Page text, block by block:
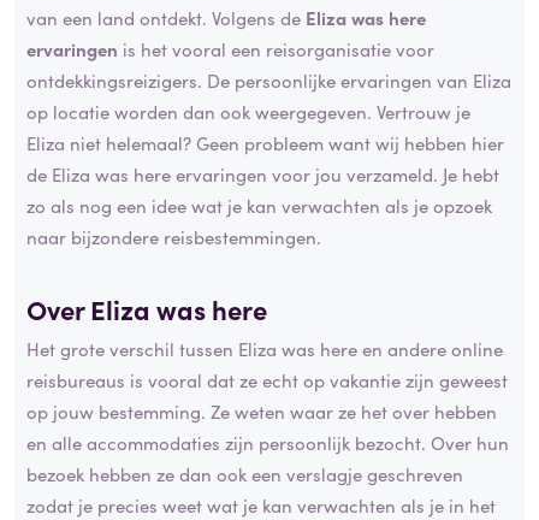
van een land ontdekt. Volgens de Eliza was here
ervaringen is het vooral een reisorganisatie voor
ontdekkingsreizigers. De persoonlijke ervaringen van Eliza
op locatie worden dan ook weergegeven. Vertrouw je
Eliza niet helemaal? Geen probleem want wij hebben hier
de Eliza was here ervaringen voor jou verzameld. Je hebt
zo als nog een idee wat je kan verwachten als je opzoek
naar bijzondere reisbestemmingen.
Over Eliza was here
Het grote verschil tussen Eliza was here en andere online
reisbureaus is vooral dat ze echt op vakantie zijn geweest
op jouw bestemming. Ze weten waar ze het over hebben
en alle accommodaties zijn persoonlijk bezocht. Over hun
bezoek hebben ze dan ook een verslagje geschreven
zodat je precies weet wat je kan verwachten als je in het